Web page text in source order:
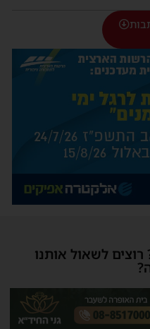
רוצים לשאול אותנו